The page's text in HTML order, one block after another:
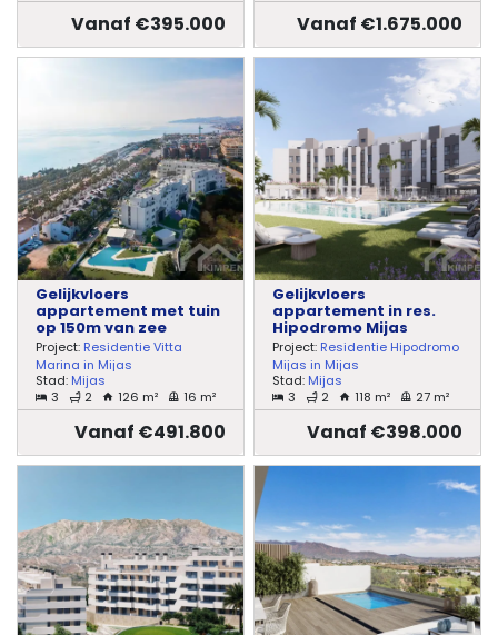
Vanaf €395.000 Vanaf €1.675.000
Gelijkvloers
appartement met tuin
op 150m van zee
Project: Residentie Vitta
Marina in Mijas
Stad: Mijas
3
2 126 m² 16 m²
Vanaf €491.800
Gelijkvloers
appartement in res.
Hipodromo Mijas
Project: Residentie Hipodromo
Mijas in Mijas
Stad: Mijas
3
2 118 m² 27 m²
Vanaf €398.000